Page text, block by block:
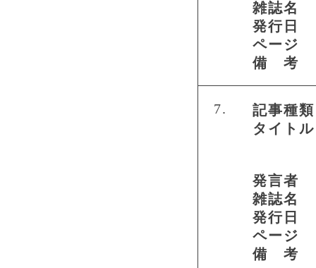
雑誌名
発行日
ページ
備 考
7.
記事種類
タイトル
発言者
雑誌名
発行日
ページ
備 考